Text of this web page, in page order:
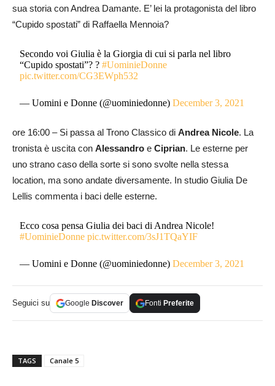
sua storia con Andrea Damante. E’ lei la protagonista del libro
“Cupido spostati” di Raffaella Mennoia?
Secondo voi Giulia è la Giorgia di cui si parla nel libro
“Cupido spostati”? ?#UominieDonne
pic.twitter.com/CG3EWph532
— Uomini e Donne (@uominiedonne)December 3, 2021
ore 16:00 – Si passa al Trono Classico di Andrea Nicole. La
tronista è uscita con Alessandro e Ciprian. Le esterne per
uno strano caso della sorte si sono svolte nella stessa
location, ma sono andate diversamente. In studio Giulia De
Lellis commenta i baci delle esterne.
Ecco cosa pensa Giulia dei baci di Andrea Nicole!
#UominieDonne pic.twitter.com/3sJ1TQaYIF
— Uomini e Donne (@uominiedonne)December 3, 2021
Seguici su Google Discover Fonti Preferite
TAGS Canale 5